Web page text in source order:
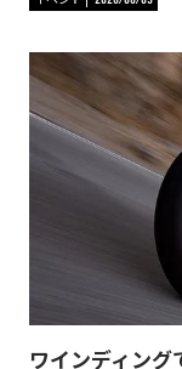
ワインディン